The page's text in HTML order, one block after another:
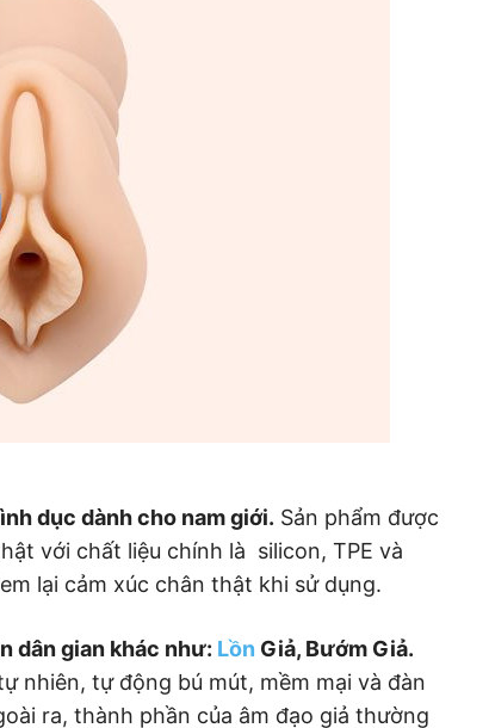
dục dành cho nam giới. Sản phẩm được
với chất liệu chính là silicon, TPE và
lại cảm xúc chân thật khi sử dụng.
dân gian khác như: Lồn Giả, Bướm Giả.
nhiên, tự động bú mút, mềm mại và đàn
ra, thành phần của âm đạo giả thường